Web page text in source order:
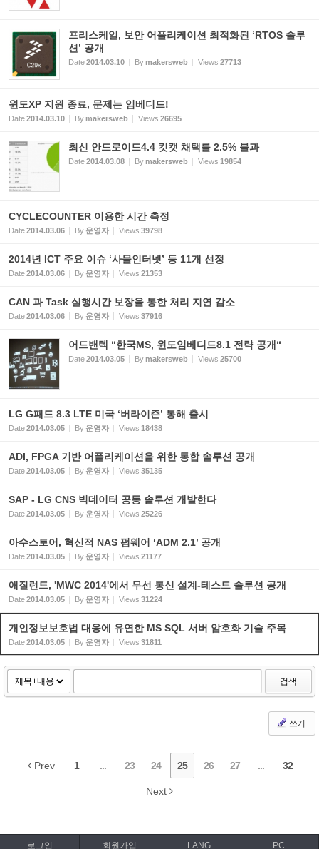
프리스케일, 보안 어플리케이션 최적화된 ‘RTOS 솔루
션’ 공개
Date2014.03.10 Bymakersweb Views 27713
윈도XP 지원 종료, 문제는 임베디드!
Date2014.03.10 Bymakersweb Views 26695
최신 안드로이드4.4 킷캣 채택률 2.5% 불과
Date2014.03.08 Bymakersweb Views 19854
CYCLECOUNTER 이용한 시간 측정
Date2014.03.06 By 운영자 Views 39798
2014년 ICT 주요 이슈 ‘사물인터넷’ 등 11개 선정
Date2014.03.06 By 운영자 Views 21353
CAN 과 Task 실행시간 보장을 통한 처리 지연 감소
Date2014.03.06 By 운영자 Views 37916
어드밴텍 “한국MS, 윈도임베디드8.1 전략 공개“
Date2014.03.05 Bymakersweb Views 25700
LG G패드 8.3 LTE 미국 ‘버라이즌’ 통해 출시
Date2014.03.05 By 운영자 Views 18438
ADI, FPGA 기반 어플리케이션을 위한 통합 솔루션 공개
Date2014.03.05 By 운영자 Views 35135
SAP - LG CNS 빅데이터 공동 솔루션 개발한다
Date2014.03.05 By 운영자 Views 25226
아수스토어, 혁신적 NAS 펌웨어 ‘ADM 2.1’ 공개
Date2014.03.05 By 운영자 Views 21177
애질런트, 'MWC 2014'에서 무선 통신 설계-테스트 솔루션 공개
Date2014.03.05 By 운영자 Views 31224
개인정보보호법 대응에 유연한 MS SQL 서버 암호화 기술 주목
Date2014.03.05 By 운영자 Views 31811
검색
쓰기
Prev 1 ... 23 24 25 26 27 ... 32
Next
로그인 회원가입 LANG PC